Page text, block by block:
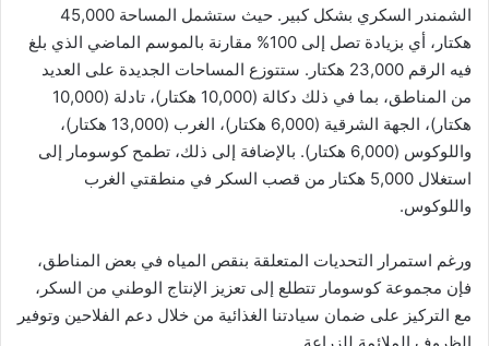
الشمندر السكري بشكل كبير. حيث ستشمل المساحة 45,000
هكتار، أي بزيادة تصل إلى 100% مقارنة بالموسم الماضي الذي بلغ
فيه الرقم 23,000 هكتار. ستتوزع المساحات الجديدة على العديد
من المناطق، بما في ذلك دكالة (10,000 هكتار)، تادلة (10,000
هكتار)، الجهة الشرقية (6,000 هكتار)، الغرب (13,000 هكتار)،
واللوكوس (6,000 هكتار). بالإضافة إلى ذلك، تطمح كوسومار إلى
استغلال 5,000 هكتار من قصب السكر في منطقتي الغرب
واللوكوس.
ورغم استمرار التحديات المتعلقة بنقص المياه في بعض المناطق،
فإن مجموعة كوسومار تتطلع إلى تعزيز الإنتاج الوطني من السكر،
مع التركيز على ضمان سيادتنا الغذائية من خلال دعم الفلاحين وتوفير